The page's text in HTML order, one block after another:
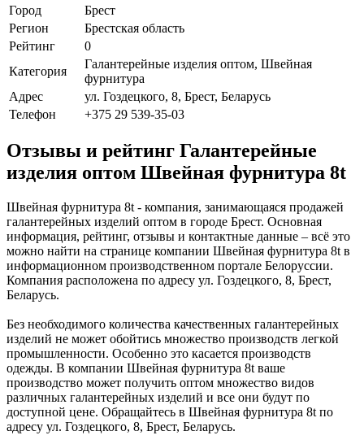
Город
Брест
Регион
Брестская область
Рейтинг
0
Категория
Галантерейные изделия оптом, Швейная
фурнитура
Адрес
ул. Гоздецкого, 8, Брест, Беларусь
Телефон
+375 29 539-35-03
Отзывы и рейтинг Галантерейные
изделия оптом Швейная фурнитура 8t
Швейная фурнитура 8t - компания, занимающаяся продажей
галантерейных изделий оптом в городе Брест. Основная
информация, рейтинг, отзывы и контактные данные – всё это
можно найти на странице компании Швейная фурнитура 8t в
информационном производственном портале Белоруссии.
Компания расположена по адресу ул. Гоздецкого, 8, Брест,
Беларусь.
Без необходимого количества качественных галантерейных
изделий не может обойтись множество производств легкой
промышленности. Особенно это касается производств
одежды. В компании Швейная фурнитура 8t ваше
производство может получить оптом множество видов
различных галантерейных изделий и все они будут по
доступной цене. Обращайтесь в Швейная фурнитура 8t по
адресу ул. Гоздецкого, 8, Брест, Беларусь.